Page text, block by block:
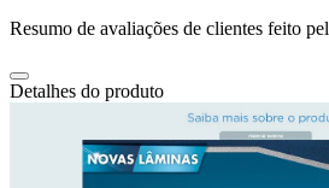
Resumo de avaliações de clientes feito
Detalhes do produto